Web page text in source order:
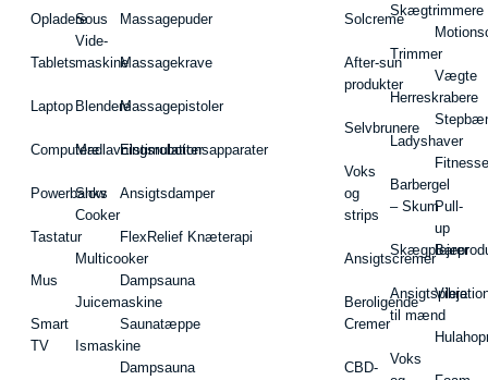
Opladere
Tablets
Laptop
Computere
Powerbanks
Tastatur
Mus
Smart
TV
Sous
Vide-
maskine
Blendere
Madlavningsrobotter
Slow
Cooker
Multicooker
Juicemaskine
Ismaskine
Massagepuder
Massagekrave
Massagepistoler
Elstimulationsapparater
Ansigtsdamper
FlexRelief Knæterapi
Dampsauna
Saunatæppe
Dampsauna
Solcreme
After-sun
produkter
Selvbrunere
Voks
og
strips
Ansigtscremer
Beroligende
Cremer
CBD-
Skægtrimmere
Trimmer
Herreskrabere
Ladyshaver
Barbergel
– Skum
Ansigtspleje
til mænd
Voks
Vægte
Pull-
up
Barer